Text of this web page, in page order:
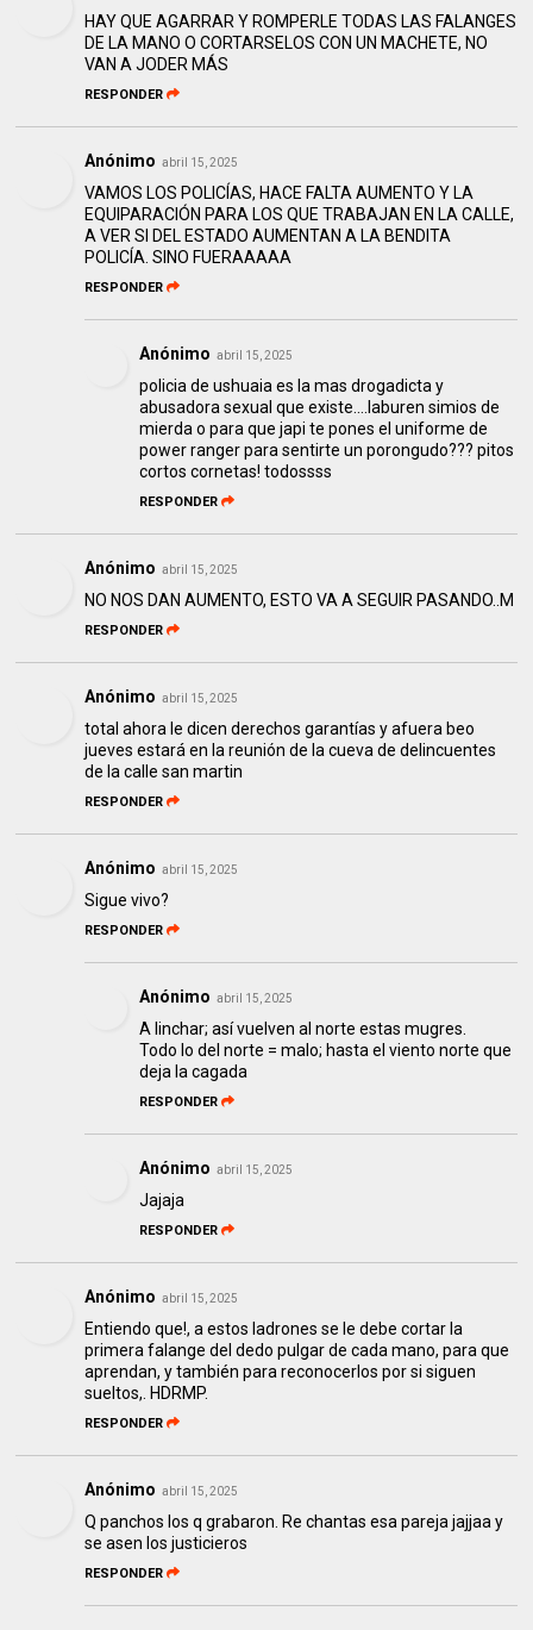
HAY QUE AGARRAR Y ROMPERLE TODAS LAS FALANGES
DE LA MANO O CORTARSELOS CON UN MACHETE, NO
VAN A JODER MÁS
RESPONDER
Anónimo abril 15, 2025
VAMOS LOS POLICÍAS, HACE FALTA AUMENTO Y LA
EQUIPARACIÓN PARA LOS QUE TRABAJAN EN LA CALLE,
A VER SI DEL ESTADO AUMENTAN A LA BENDITA
POLICÍA. SINO FUERAAAAA
RESPONDER
Anónimo abril 15, 2025
policia de ushuaia es la mas drogadicta y
abusadora sexual que existe....laburen simios de
mierda o para que japi te pones el uniforme de
power ranger para sentirte un porongudo??? pitos
cortos cornetas! todossss
RESPONDER
Anónimo abril 15, 2025
NO NOS DAN AUMENTO, ESTO VA A SEGUIR PASANDO..M
RESPONDER
Anónimo abril 15, 2025
total ahora le dicen derechos garantías y afuera beo
jueves estará en la reunión de la cueva de delincuentes
de la calle san martin
RESPONDER
Anónimo abril 15, 2025
Sigue vivo?
RESPONDER
Anónimo abril 15, 2025
A linchar; así vuelven al norte estas mugres.
Todo lo del norte = malo; hasta el viento norte que
deja la cagada
RESPONDER
Anónimo abril 15, 2025
Jajaja
RESPONDER
Anónimo abril 15, 2025
Entiendo que!, a estos ladrones se le debe cortar la
primera falange del dedo pulgar de cada mano, para que
aprendan, y también para reconocerlos por si siguen
sueltos,. HDRMP.
RESPONDER
Anónimo abril 15, 2025
Q panchos los q grabaron. Re chantas esa pareja jajjaa y
se asen los justicieros
RESPONDER